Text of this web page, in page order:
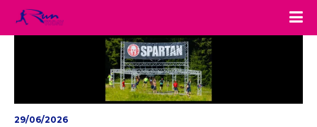
29/06/2026